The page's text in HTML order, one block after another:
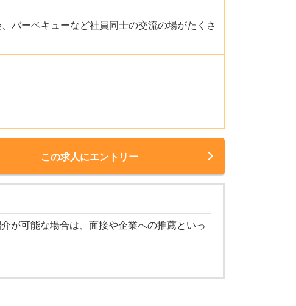
バーベキューなど社員同士の交流の場がたくさ
この求人にエントリー
が可能な場合は、面接や企業への推薦といっ